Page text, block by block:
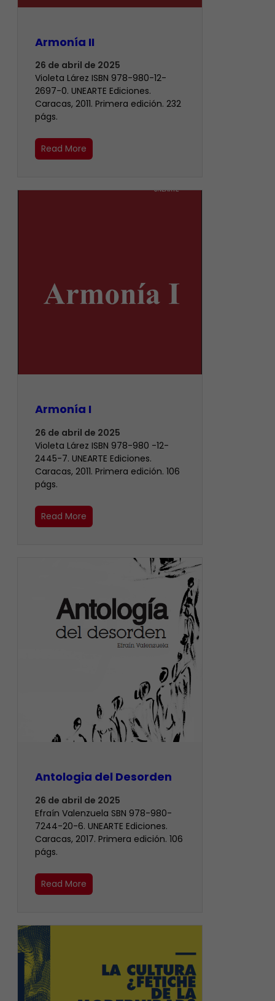
Armonía II
26 de abril de 2025
Violeta Lárez ISBN 978-980-12-
2697-0. UNEARTE Ediciones.
Caracas, 2011. Primera edición. 232
págs.
Read More
Armonía I
26 de abril de 2025
Violeta Lárez ISBN 978-980 -12-
2445-7. UNEARTE Ediciones.
Caracas, 2011. Primera edición. 106
págs.
Read More
Antologia del Desorden
26 de abril de 2025
Efraín Valenzuela SBN 978-980-
7244-20-6. UNEARTE Ediciones.
Caracas, 2017. Primera edición. 106
págs.
Read More